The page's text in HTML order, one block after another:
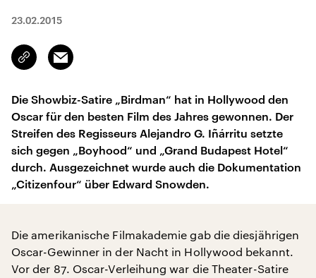
23.02.2015
Link
kopieren/teilen
Email
Die Showbiz-Satire „Birdman“ hat in Hollywood den
Oscar für den besten Film des Jahres gewonnen. Der
Streifen des Regisseurs Alejandro G. Iñárritu setzte
sich gegen „Boyhood“ und „Grand Budapest Hotel“
durch. Ausgezeichnet wurde auch die Dokumentation
„Citizenfour“ über Edward Snowden.
Die amerikanische Filmakademie gab die diesjährigen
Oscar-Gewinner in der Nacht in Hollywood bekannt.
Vor der 87. Oscar-Verleihung war die Theater-Satire